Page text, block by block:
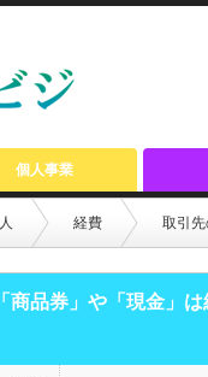
個人事業
経費 取引
商品券」や「現金」